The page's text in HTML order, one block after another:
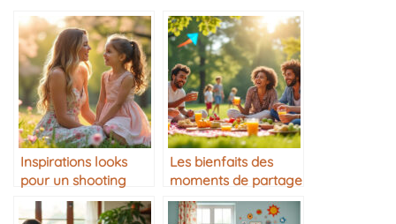
Inspirations looks
pour un shooting
photo mère-fille
Les bienfaits des
moments de partage
simples